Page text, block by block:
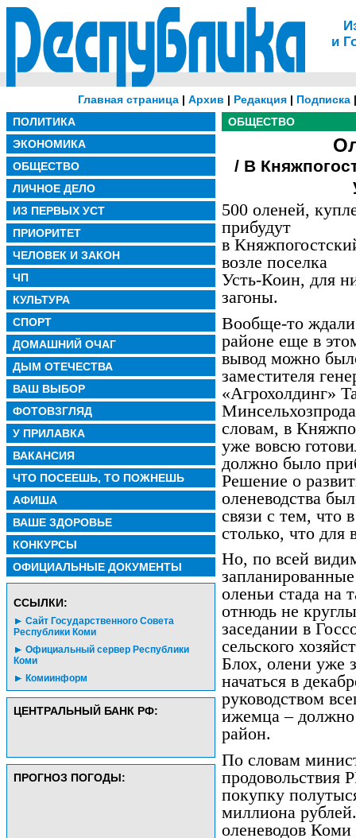
и
Главная страница | Архив | Редакция | Подписка
ПОЛИТИКА
ЭКОНОМИКА
ОБЩЕСТВО
ЛИЧНОЕ ДЕЛО
ИЗ ПЕРВЫХ УСТ
ПРИОРИТЕТ
ЧЕЛОВЕК И ЗАКОН
ЧП
КУЛЬТУРА
СПОРТ
ДОМАШНИЙ ОЧАГ
ДЫМ ОТЕЧЕСТВА
ВАШ ВЫБОР
ФОТОВЗГЛЯД
У ПРИЛАВКА
ВАКАНСИЯ
ЧТО ПОСЕЕШЬ, ТО ПОЖНЕШЬ
АФИША
ВАШЕ ЗДОРОВЬЕ
КОНКУРСЫ
ОФИЦИАЛЬНЫЕ ДОКУМЕНТЫ
CСЫЛКИ:
Сайт Государственного Совета
Республики Коми
Официальный сервер Республики
Коми
Комиинформ
ЦЕНТРАЛЬНЫЙ БАНК РФ:
ПРОГНОЗ ПОГОДЫ:
ОБЩЕСТВО
/ В
500 оленей,
прибудут
в
возле поселка
Усть-Коин, для
загоны.
Вообще-то
районе еще в
вывод можно
заместителя
«Агрохолдинг»
словам, в
уже вовсю
должно было
Решение о
оленеводства
связи с тем, что
столько, что для
Но, по всей
оленьи стада на
отнюдь не
заседании в
сельского
Блох, олени уже
начаться в
руководством
ижемца –
район.
По словам
продовольствия
покупку
миллиона
оленеводов Коми